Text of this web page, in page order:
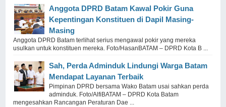
Anggota DPRD Batam Kawal Pokir Guna
Kepentingan Konstituen di Dapil Masing-
Masing
Anggota DPRD Batam terlihat serius mengawal pokir yang mereka
usulkan untuk konstituen mereka. Foto/HasanBATAM – DPRD Kota B ...
Sah, Perda Adminduk Lindungi Warga Batam
Mendapat Layanan Terbaik
Pimpinan DPRD bersama Wako Batam usai sahkan perda
adminduk. Foto/AlfiBATAM – DPRD Kota Batam
mengesahkan Rancangan Peraturan Dae ...